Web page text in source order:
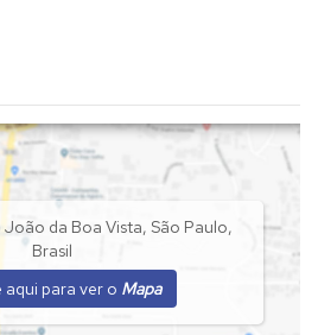
João da Boa Vista, São Paulo,
Brasil
aqui para ver o Mapa